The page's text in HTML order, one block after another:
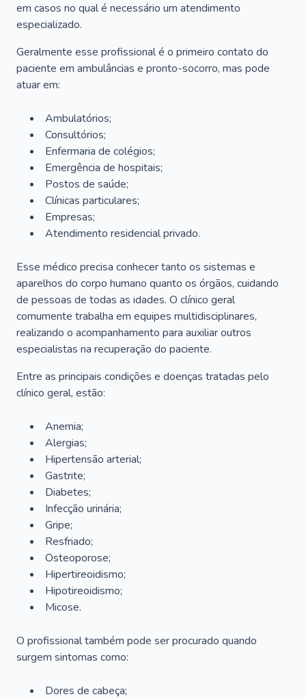
em casos no qual é necessário um atendimento
especializado.
Geralmente esse profissional é o primeiro contato do
paciente em ambulâncias e pronto-socorro, mas pode
atuar em:
Ambulatórios;
Consultórios;
Enfermaria de colégios;
Emergência de hospitais;
Postos de saúde;
Clínicas particulares;
Empresas;
Atendimento residencial privado.
Esse médico precisa conhecer tanto os sistemas e
aparelhos do corpo humano quanto os órgãos, cuidando
de pessoas de todas as idades. O clínico geral
comumente trabalha em equipes multidisciplinares,
realizando o acompanhamento para auxiliar outros
especialistas na recuperação do paciente.
Entre as principais condições e doenças tratadas pelo
clínico geral, estão:
Anemia;
Alergias;
Hipertensão arterial;
Gastrite;
Diabetes;
Infecção urinária;
Gripe;
Resfriado;
Osteoporose;
Hipertireoidismo;
Hipotireoidismo;
Micose.
O profissional também pode ser procurado quando
surgem sintomas como:
Dores de cabeça;